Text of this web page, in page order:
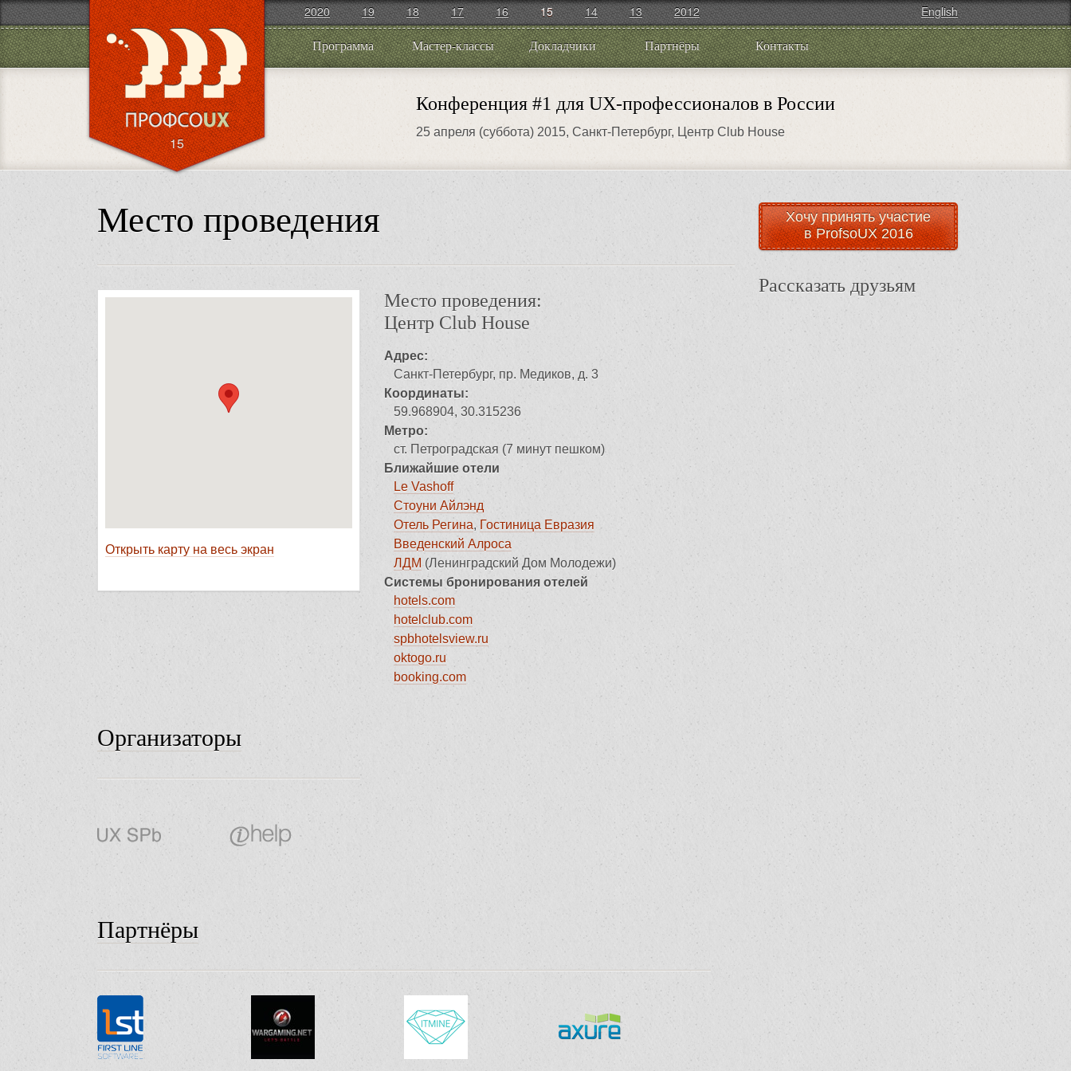
2020 19 18 17 16 15 14 13 2012 English
Программа Мастер-классы Докладчики Партнёры Контакты
15
Конференция #1 для UX-профессионалов в России
25 апреля (суббота) 2015, Санкт-Петербург, Центр Club House
Место проведения
Открыть карту на весь экран
Место проведения:
Центр Club House
Адрес:
Санкт-Петербург, пр. Медиков, д. 3
Координаты:
59.968904, 30.315236
Метро:
ст. Петроградская (7 минут пешком)
Ближайшие отели
Le Vashoff
Стоуни Айлэнд
Отель Регина, Гостиница Евразия
Введенский Алроса
ЛДМ (Ленинградский Дом Молодежи)
Системы бронирования отелей
hotels.com
hotelclub.com
spbhotelsview.ru
oktogo.ru
booking.com
Хочу принять участие
в ProfsoUX 2016
Рассказать друзьям
Организаторы
Партнёры